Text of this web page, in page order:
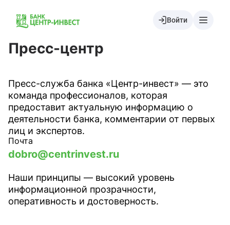
Войти
Пресс-центр
Пресс-служба банка «Центр-инвест» — это
команда профессионалов, которая
предоставит актуальную информацию о
деятельности банка, комментарии от первых
лиц и экспертов.
Почта
dobro@centrinvest.ru
Наши принципы — высокий уровень
информационной прозрачности,
оперативность и достоверность.